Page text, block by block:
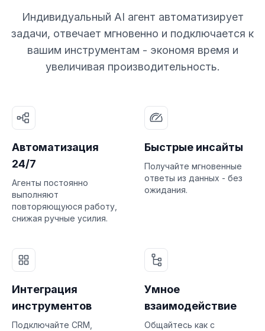
Индивидуальный AI агент автоматизирует
задачи, отвечает мгновенно и подключается к
вашим инструментам - экономя время и
увеличивая производительность.
Автоматизация
24/7
Агенты постоянно
выполняют
повторяющуюся работу,
снижая ручные усилия.
Быстрые инсайты
Получайте мгновенные
ответы из данных - без
ожидания.
Интеграция
инструментов
Подключайте CRM,
Умное
взаимодействие
Общайтесь как с